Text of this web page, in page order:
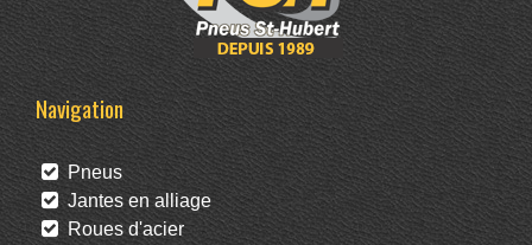
Navigation
Pneus
Jantes en alliage
Roues d'acier